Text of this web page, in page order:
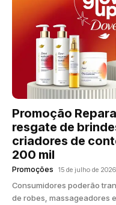
Promoção
resgate de
criadores de
200 mil
Promoções 15 de julho de 2026
Consumidores poderão
de robes, massageadores